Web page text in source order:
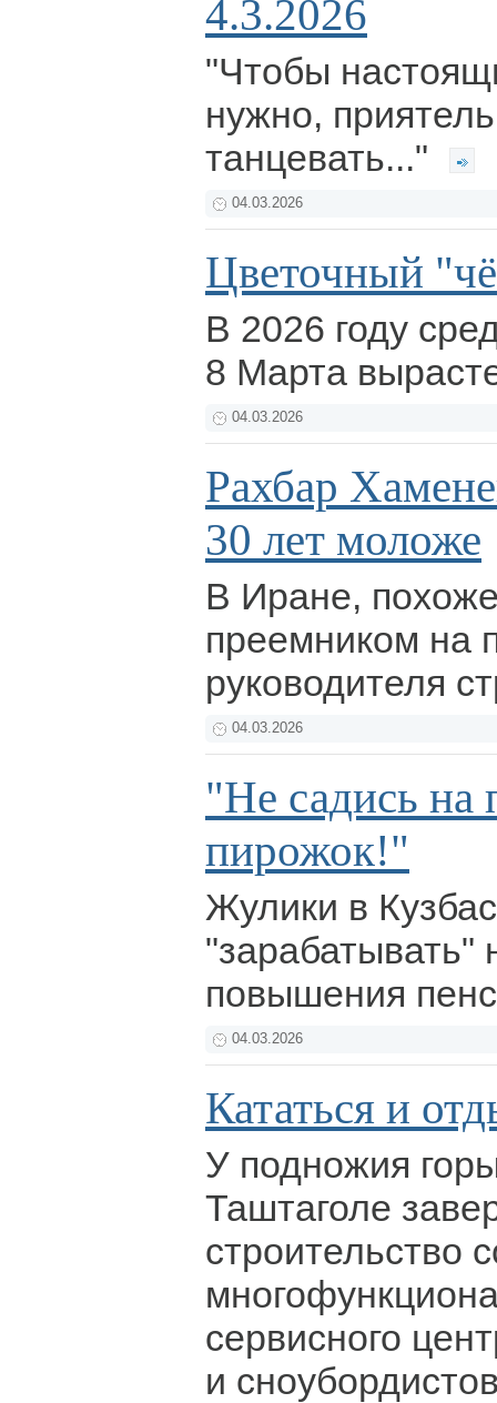
4.3.2026
"Чтобы
нужно,
танцевать..."
04.03.2026
Цветочный
В 2026 году
8 Марта
04.03.2026
Рахбар
30 лет моложе
В Иране,
преемником на
руководителя
04.03.2026
"Не садись
пирожок!"
Жулики в
"зарабатывать"
повышения
04.03.2026
Кататься и
У подножия
Таштаголе
строительство
сервисного
и